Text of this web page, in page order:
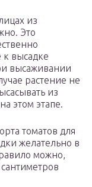
из
Это
к высадке
высаживании
растение не
из
этом этапе.
томатов для
желательно в
можно,